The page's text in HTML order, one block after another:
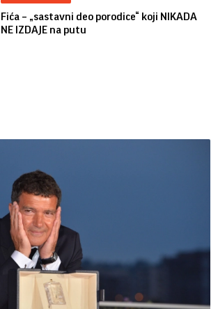
Fića – „sastavni deo porodice“ koji NIKADA
NE IZDAJE na putu